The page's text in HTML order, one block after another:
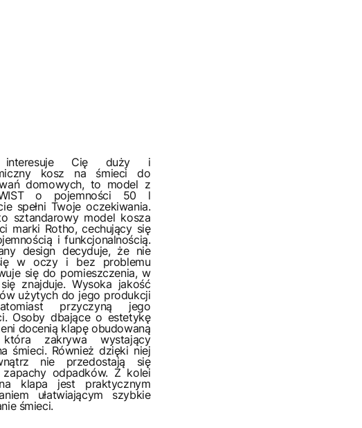
interesuje Cię duży i
kosz na śmieci do
domowych, to model z
o pojemności 50 l
spełni Twoje oczekiwania.
sztandarowy model kosza
marki Rotho, cechujący się
i funkcjonalnością.
design decyduje, że nie
w oczy i bez problemu
się do pomieszczenia, w
znajduje. Wysoka jakość
użytych do jego produkcji
przyczyną jego
Osoby dbające o estetykę
docenią klapę obudowaną
zakrywa wystający
śmieci. Również dzięki niej
nie przedostają się
zapachy odpadków. Z kolei
klapa jest praktycznym
ułatwiającym szybkie
śmieci.